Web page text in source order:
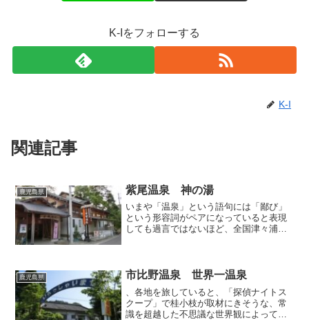
K-Iをフォローする
K-I
関連記事
鹿児島県 紫尾温泉 神の湯
いまや「温泉」という語句には「鄙び」
という形容詞がペアになっていると表現
しても過言ではないほど、全国津々浦々
ー溢れる景色に数軒の宿が...
鹿児島県 市比野温泉 世界一温泉
、各地を旅していると、「探偵ナイトス
クープ」で桂小枝が取材にきそうな、常
識を超越した不思議な世界観によって構